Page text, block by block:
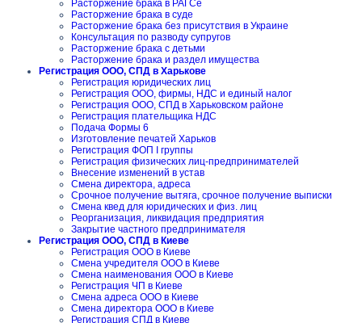
Расторжение брака в РАГСе
Расторжение брака в суде
Расторжение брака без присутствия в Украине
Консультация по разводу супругов
Расторжение брака с детьми
Расторжение брака и раздел имущества
Регистрация ООО, СПД в Харькове
Регистрация юридических лиц
Регистрация ООО, фирмы, НДС и единый налог
Регистрация ООО, СПД в Харьковском районе
Регистрация плательщика НДС
Подача Формы 6
Изготовление печатей Харьков
Регистрация ФОП I группы
Регистрация физических лиц-предпринимателей
Внесение изменений в устав
Смена директора, адреса
Срочное получение вытяга, срочное получение выписки
Смена квед для юридических и физ. лиц
Реорганизация, ликвидация предприятия
Закрытие частного предпринимателя
Регистрация ООО, СПД в Киеве
Регистрация ООО в Киеве
Смена учредителя ООО в Киеве
Смена наименования ООО в Киеве
Регистрация ЧП в Киеве
Смена адреса ООО в Киеве
Смена директора ООО в Киеве
Регистрация СПД в Киеве